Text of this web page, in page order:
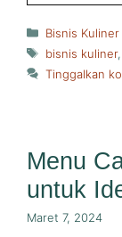
Kategori
Bisnis Kuliner
Tag
bisnis kuliner,
Tinggalkan
Menu
untuk
Maret 7, 2024